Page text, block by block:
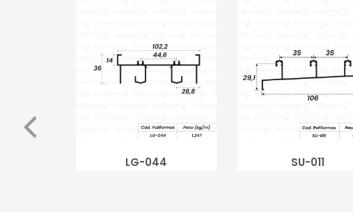
LG-044 SU-011